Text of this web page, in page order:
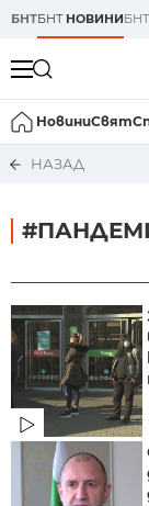
БНТБНТ НОВИНИБНТ
НовиниСвят
НАЗАД